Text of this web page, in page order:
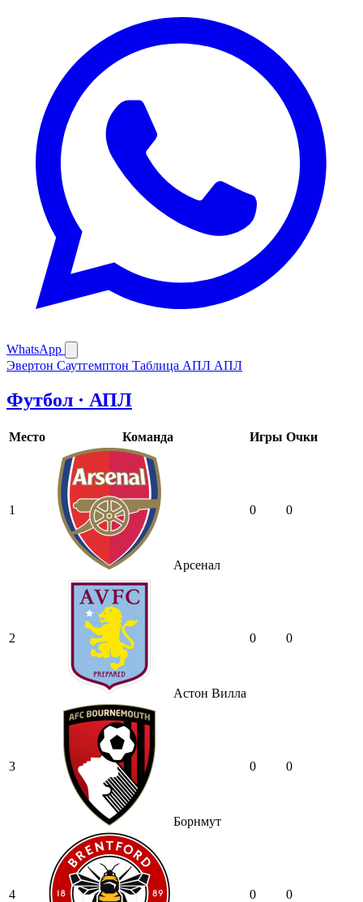
WhatsApp
Эвертон Саутгемптон Таблица АПЛ АПЛ
Футбол · АПЛ
Место Команда Игры Очки
1
Арсенал
0 0
2
Астон Вилла
0 0
3
Борнмут
0 0
4 0 0